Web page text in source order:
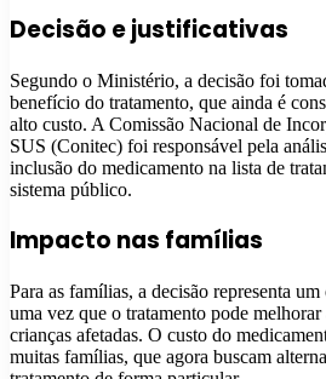
Decisão e justificativas
Segundo o Ministério, a decisão foi
benefício do tratamento, que ainda é
alto custo. A Comissão Nacional de
SUS (Conitec) foi responsável pela
inclusão do medicamento na lista de
sistema público.
Impacto nas famílias
Para as famílias, a decisão representa
uma vez que o tratamento pode
crianças afetadas. O custo do
muitas famílias, que agora buscam